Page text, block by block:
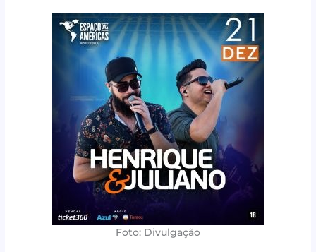
Foto: Divulgação